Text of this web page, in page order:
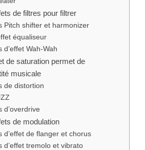
de filtres pour filtrer
Pitch shifter et harmonizer
équaliseur
d’effet Wah-Wah
de saturation permet de
musicale
de distortion
d’overdrive
de modulation
d’effet de flanger et chorus
d’effet tremolo et vibrato